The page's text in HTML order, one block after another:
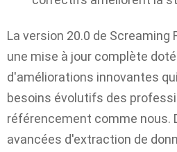
La version 20.0 de Screaming
une mise à jour complète
d'améliorations innovantes
besoins évolutifs des
référencement comme nous.
avancées d'extraction de